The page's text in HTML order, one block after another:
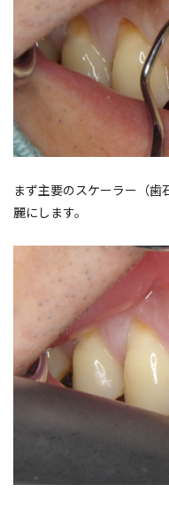
まず主要のスケーラー（
麗にします。